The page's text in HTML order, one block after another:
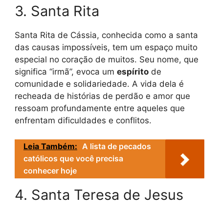
3. Santa Rita
Santa Rita de Cássia, conhecida como a santa
das causas impossíveis, tem um espaço muito
especial no coração de muitos. Seu nome, que
significa “irmã”, evoca um espírito de
comunidade e solidariedade. A vida dela é
recheada de histórias de perdão e amor que
ressoam profundamente entre aqueles que
enfrentam dificuldades e conflitos.
Leia Também: A lista de pecados
católicos que você precisa
conhecer hoje
4. Santa Teresa de Jesus